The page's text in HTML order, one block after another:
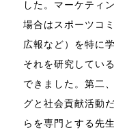
した。マーケティ
場合はスポーツコ
広報など）を特に
それを研究してい
できました。第二
グと社会貢献活動
らを専門とする先